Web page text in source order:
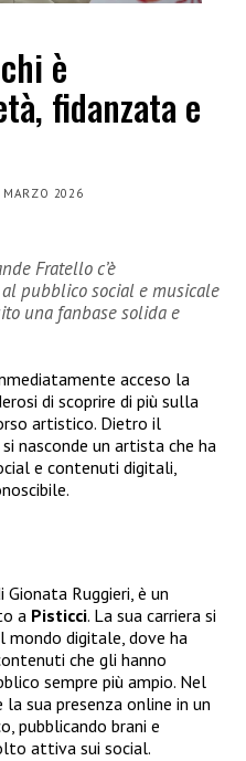
è
fidanzata e
2026
Fratello c’è
pubblico social e musicale
una fanbase solida e
acceso la
di scoprire di più sulla
artistico. Dietro il
nasconde un artista che ha
e contenuti digitali,
Gionata Ruggieri, è un
a Pisticci. La sua carriera si
mondo digitale, dove ha
che gli hanno
sempre più ampio. Nel
sua presenza online in un
pubblicando brani e
attiva sui social.